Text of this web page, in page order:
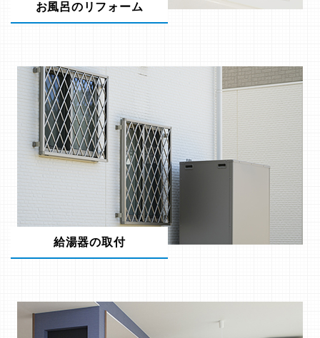
お風呂のリフォーム
給湯器の取付